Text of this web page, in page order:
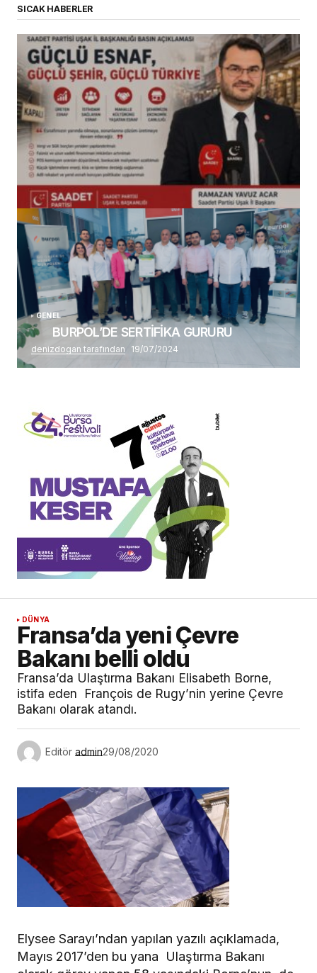
SICAK HABERLER
(başlıksız)
Alaattin Karahan tarafından 14/07/2026
GENEL
BURPOL’DE SERTİFİKA GURURU
denizdogan tarafından 19/07/2024
DÜNYA
Fransa’da yeni Çevre
Bakanı belli oldu
Fransa’da Ulaştırma Bakanı Elisabeth Borne,
istifa eden François de Rugy’nin yerine Çevre
Bakanı olarak atandı.
Editör admin29/08/2020
Elysee Sarayı’ndan yapılan yazılı açıklamada,
Mayıs 2017’den bu yana Ulaştırma Bakanı